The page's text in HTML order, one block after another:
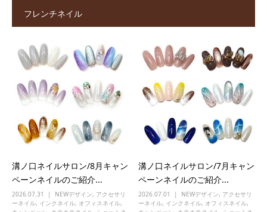
フレンチネイル
溝ノ口ネイルサロン/8月キャン
ペーンネイルのご紹介...
2026.07.31 NEWデザイン, アクセサリ
ーネイル, インクネイル, オフィスネイル,
溝ノ口ネイルサロン/7月キャン
ペーンネイルのご紹介...
2026.07.01 NEWデザイン, アクセサリ
ーネイル, インクネイル, オフィスネイル,